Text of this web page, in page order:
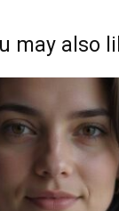
may also